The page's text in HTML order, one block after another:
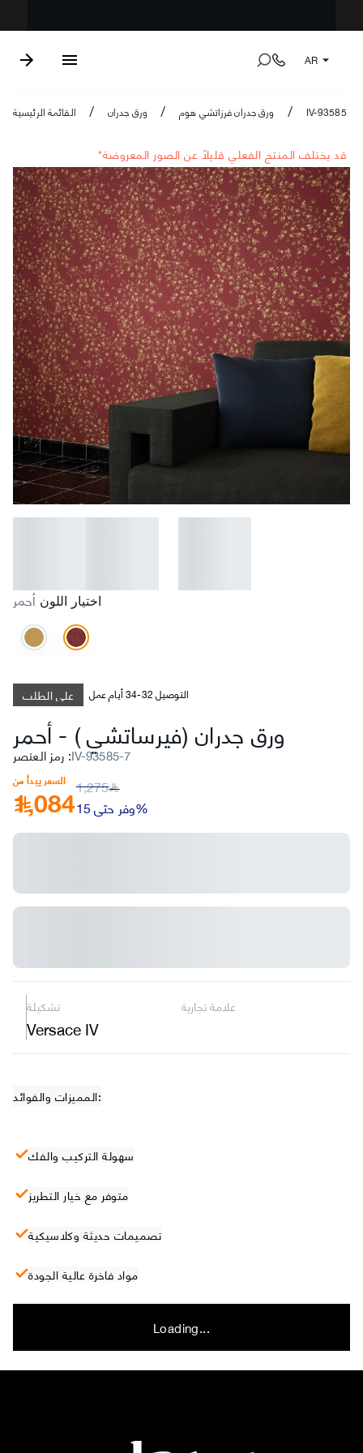
AR
القائمة الرئيسية / ورق جدران / ورق جدران فرزاتشي هوم / IV-93585
*قد يختلف المنتج الفعلي قليلاً عن الصور المعروضة
اختيار اللون أحمر
على الطلب التوصيل 32-34 أيام عمل
ورق جدران (فيرساتشي ) -أحمر
:IV-93585-7
السعر يبدأ من
1,084 ﷼1,275
وفر حتى 15%
تشكيلة
Versace IV
علامة تجارية
المميزات والفوائد:
سهولة التركيب والفك
متوفر مع خيار التطريز
تصميمات حديثة وكلاسيكية
مواد فاخرة عالية الجودة
Loading...